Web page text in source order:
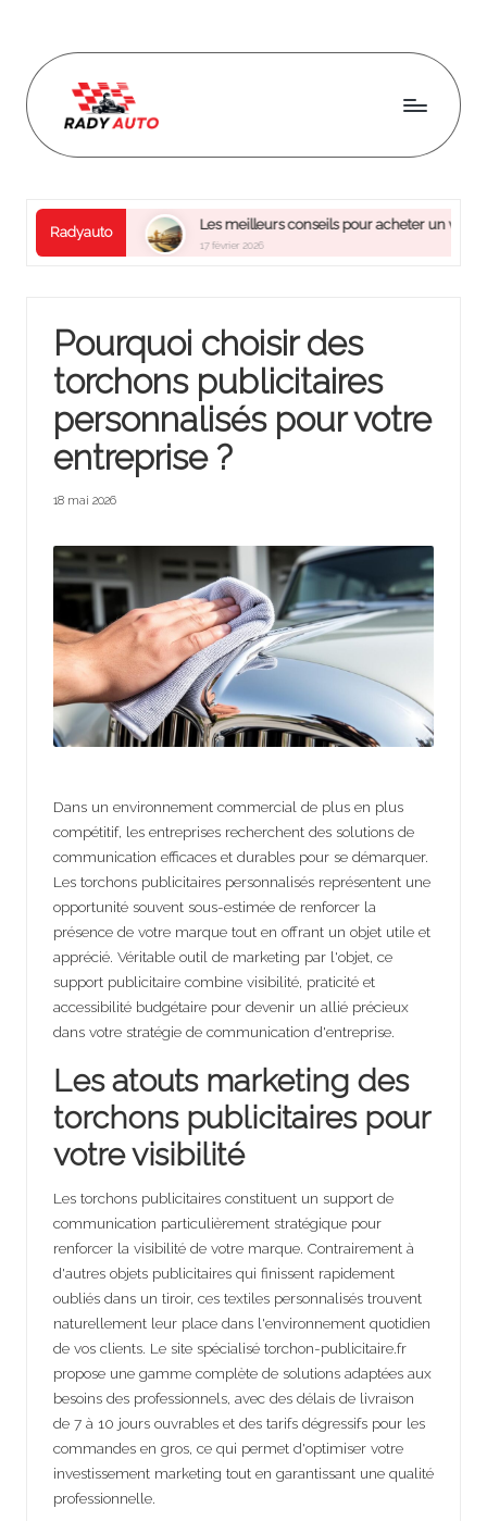
content
R
d
y
u
t
o
Radyauto
? Les meilleurs conseils pour acheter un van utilitaire
17 février 2026
Pourquoi choisir des
torchons publicitaires
personnalisés pour votre
entreprise ?
18 mai 2026
Dans un environnement commercial de plus en plus
compétitif, les entreprises recherchent des solutions de
communication efficaces et durables pour se démarquer.
Les torchons publicitaires personnalisés représentent une
opportunité souvent sous-estimée de renforcer la
présence de votre marque tout en offrant un objet utile et
apprécié. Véritable outil de marketing par l'objet, ce
support publicitaire combine visibilité, praticité et
accessibilité budgétaire pour devenir un allié précieux
dans votre stratégie de communication d'entreprise.
Les atouts marketing des
torchons publicitaires pour
votre visibilité
Les torchons publicitaires constituent un support de
communication particulièrement stratégique pour
renforcer la visibilité de votre marque. Contrairement à
d'autres objets publicitaires qui finissent rapidement
oubliés dans un tiroir, ces textiles personnalisés trouvent
naturellement leur place dans l'environnement quotidien
de vos clients. Le site spécialisé torchon-publicitaire.fr
propose une gamme complète de solutions adaptées aux
besoins des professionnels, avec des délais de livraison
de 7 à 10 jours ouvrables et des tarifs dégressifs pour les
commandes en gros, ce qui permet d'optimiser votre
investissement marketing tout en garantissant une qualité
professionnelle.